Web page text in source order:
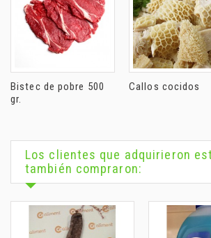
Bistec de pobre 500
gr.
Callos cocidos
Los clientes que adquirieron
también compraron: